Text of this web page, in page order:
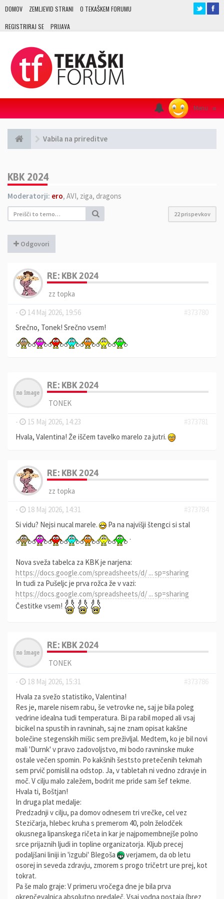
DOMOV ZEMLJEVID STRANI O TEKAŠKEM FORUMU
REGISTRIRAJ SE PRIJAVA
Menu ≡
Vabila na prireditve
KBK 2024
Moderatorji: ero, AVI, ziga, dragons
22 prispevkov
Odgovori
RE: KBK 2024
zz topka
-
14 Maj 2026, 19:56
#373780
Srečno, Tonek! Srečno vsem!
RE: KBK 2024
TONEK
-
15 Maj 2026, 14:23
#373781
Hvala, Valentina! Že iščem tavelko marelo za jutri.
RE: KBK 2024
zz topka
-
18 Maj 2026, 14:31
#373784
Si vidu? Nejsi nucal marele.
Pa na najvišji štengci si stal
.
Nova sveža tabelca za KBK je narjena:
https://docs.google.com/spreadsheets/d/ ... sp=sharing
In tudi za Pušeljc je prva rožca že v vazi:
https://docs.google.com/spreadsheets/d/ ... sp=sharing
Čestitke vsem!
RE: KBK 2024
TONEK
-
18 Maj 2026, 15:31
#373786
Hvala za svežo statistiko, Valentina!
Res je, marele nisem rabu, še vetrovke ne, saj je bila poleg
vedrine idealna tudi temperatura. Bi pa rabil moped ali vsaj
bicikel na spustih in ravninah, saj ne znam opisat kakšne
bolečine stegenskih mišic sem preživljal. Medtem, ko je bil novi
mali 'Durnk' v pravo zadovoljstvo, mi bodo ravninske muke
ostale večen spomin. Po kakšnih šeststo pretečenih tekmah
sem prvič pomislil na odstop. Ja, v tabletah ni vedno zdravje in
moč. V cilju malo zaležem, bodrit me pride sam šef tekme.
Hvala ti, Boštjan!
In druga plat medalje:
Predzadnji v cilju, pa domov odnesem tri vrečke, cel vez
Stezičarja, hlebec kruha s premerom 40, poln želodček
okusnega lipanskega ričeta in kar je najpomembnejše polno
srce prijaznih ljudi in topline organizatorja. Kljub precej
podaljšani liniji in 'izgubi' Blegoša
verjamem, da ob letu
osorej in seveda zdravju, zmorem s progo tričetrt ure prej, kot
tokrat.
Pa še malo graje: V primeru vročega dne je bila prva
okrepčevalnica absolutno predaleč. Vsaj vodna postaja (brez